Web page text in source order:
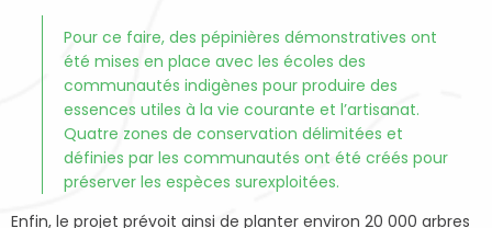
Pour ce faire, des pépinières démonstratives ont
été mises en place avec les écoles des
communautés indigènes pour produire des
essences utiles à la vie courante et l’artisanat.
Quatre zones de conservation délimitées et
définies par les communautés ont été créés pour
préserver les espèces surexploitées.
Enfin, le projet prévoit ainsi de planter environ 20 000 arbres